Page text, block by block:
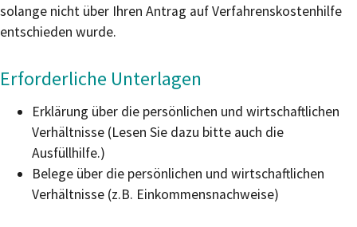
solange nicht über Ihren Antrag auf Verfahrenskostenhilfe
entschieden wurde.
Erforderliche Unterlagen
Erklärung über die persönlichen und wirtschaftlichen
Verhältnisse (Lesen Sie dazu bitte auch die
Ausfüllhilfe.)
Belege über die persönlichen und wirtschaftlichen
Verhältnisse (z.B. Einkommensnachweise)